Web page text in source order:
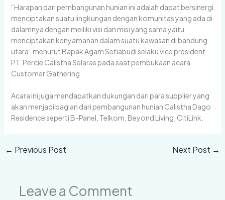
“Harapan dari pembangunan hunian ini adalah dapat bersinergi
menciptakan suatu lingkungan dengan komunitas yang ada di
dalamnya dengan meiliki visi dan misi yang sama yaitu
menciptakan kenyamanan dalam suatu kawasan di bandung
utara” menurut Bapak Agam Setiabudi selaku vice president
PT. Percie Calistha Selaras pada saat pembukaan acara
Customer Gathering.
Acara ini juga mendapatkan dukungan dari para supplier yang
akan menjadi bagian dari pembangunan hunian Calistha Dago
Residence seperti B-Panel, Telkom, Beyond Living, CitiLink.
← Previous Post Next Post →
Leave a Comment